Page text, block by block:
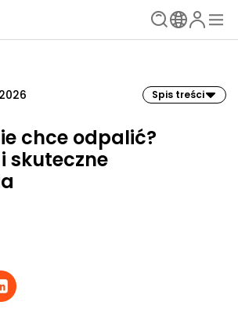
Spis treści
chce odpalić?
skuteczne